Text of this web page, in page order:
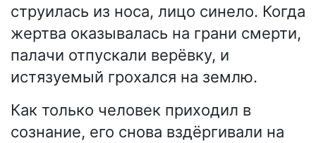
струилась из носа, лицо синело. Когда
жертва оказывалась на грани смерти,
палачи отпускали верёвку, и
истязуемый грохался на землю.
Как только человек приходил в
сознание, его снова вздёргивали на